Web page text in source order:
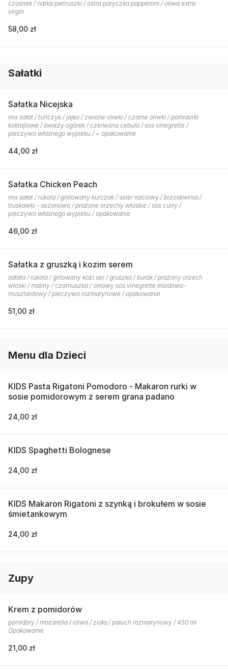
czosnek / natka pietruszki / ostra paryczka papperoni / oliwa extra
virgin
58,00 zł
Sałatki
Sałatka Nicejska
mix sałat / tuńczyk / jajko / zielone oliwki / czarne oliwki / pomidorki
koktajlowe / świeży ogórek / czerwona cebula / sos vinegrette /
pieczywo własnego wypieku / + opakowanie
44,00 zł
Sałatka Chicken Peach
mix sałat / rukola / grillowany kurczak / seler naciowy / brzoskwinia /
truskawki - sezonowo / prażone orzechy włoskie / sos curry /
pieczywo własnego wypieku / opakowanie
46,00 zł
Sałatka z gruszką i kozim serem
sałata / rukola / grilowany kozi ser / gruszka / burak / prażony orzech
włoski / maliny / czarnuszka / omowy sos vinegrette miodowo-
musztardowy / pieczywo rozmarynowe / opakowanie
51,00 zł
Menu dla Dzieci
KIDS Pasta Rigatoni Pomodoro - Makaron rurki w
sosie pomidorowym z serem grana padano
24,00 zł
KIDS Spaghetti Bolognese
24,00 zł
KIDS Makaron Rigatoni z szynką i brokułem w sosie
śmietankowym
24,00 zł
Zupy
Krem z pomidorów
pomidory / mozarella / oliwa / zioła / paluch rozmarynowy / 450 ml
Opakowanie
21,00 zł